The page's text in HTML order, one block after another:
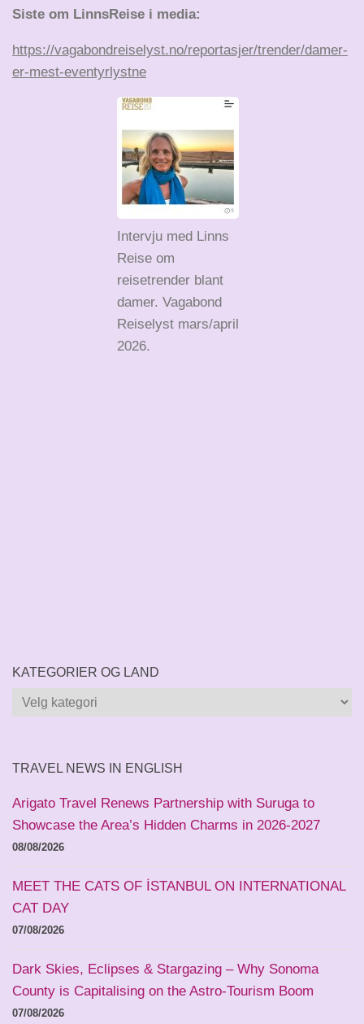
Siste om LinnsReise i media:
https://vagabondreiselyst.no/reportasjer/trender/damer-
er-mest-eventyrlystne
Intervju med Linns
Reise om
reisetrender blant
damer. Vagabond
Reiselyst mars/april
2026.
KATEGORIER OG LAND
Kategorier
TRAVEL NEWS IN ENGLISH
Arigato Travel Renews Partnership with Suruga to
Showcase the Area’s Hidden Charms in 2026-2027
08/08/2026
MEET THE CATS OF İSTANBUL ON INTERNATIONAL
CAT DAY
07/08/2026
Dark Skies, Eclipses & Stargazing – Why Sonoma
County is Capitalising on the Astro-Tourism Boom
07/08/2026